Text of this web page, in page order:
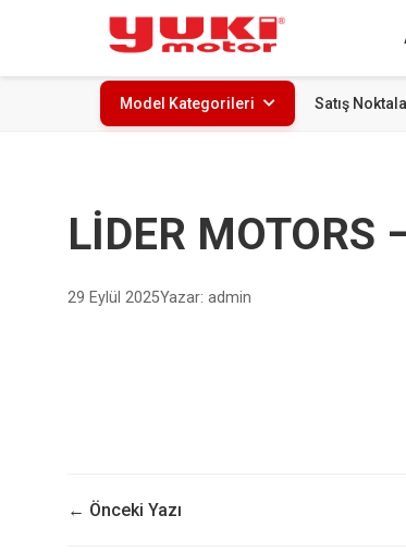
Model Kategorileri Satış
LİDER MOTORS
29 Eylül 2025Yazar: admin
← Önceki Yazı